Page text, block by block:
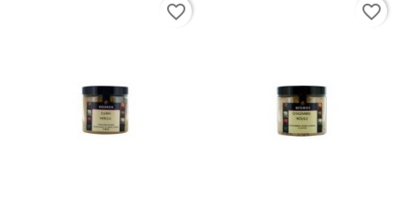
favorite_border favorite_border